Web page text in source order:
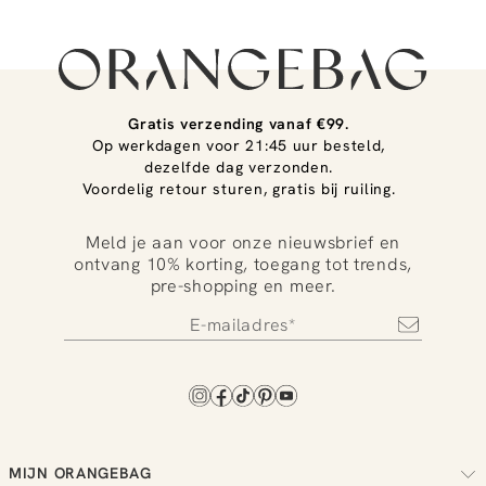
Gratis verzending vanaf €99.
Op werkdagen voor 21:45 uur besteld,
dezelfde dag verzonden.
Voordelig retour sturen, gratis bij ruiling.
Meld je aan voor onze nieuwsbrief en
ontvang 10% korting, toegang tot trends,
pre-shopping en meer.
MIJN ORANGEBAG